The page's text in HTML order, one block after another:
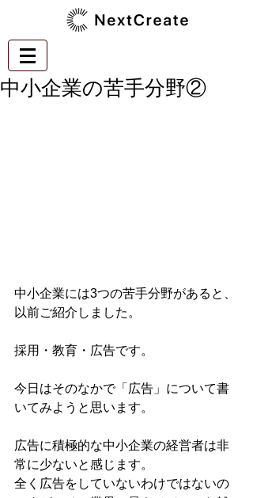
中小企業の苦手分野②
中小企業には3つの苦手分野があると、
以前ご紹介しました。
採用・教育・広告です。
今日はそのなかで「広告」について書
いてみようと思います。
広告に積極的な中小企業の経営者は非
常に少ないと感じます。
全く広告をしていないわけではないの